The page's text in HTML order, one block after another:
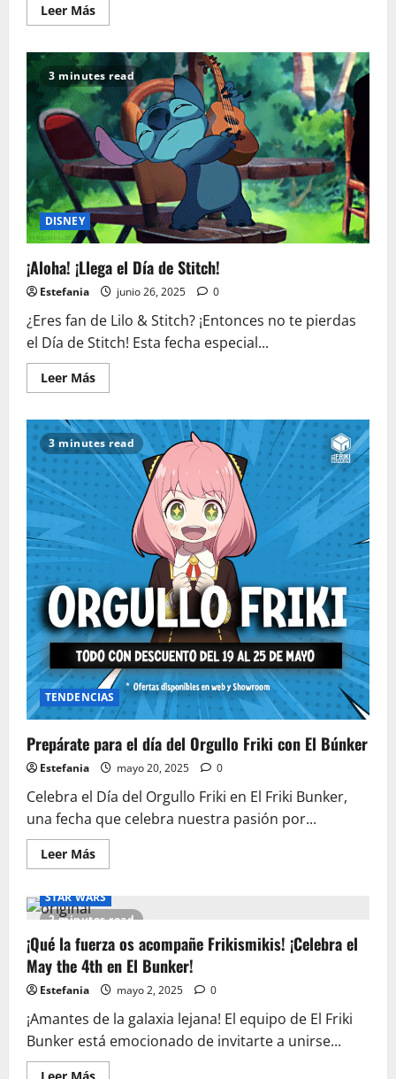
Leer MásLeer
más
¡Feliz
Día
de
One
Piece!
22
de
Julio:
Una
celebración
al
tesoro
del
anime
3 minutes read
DISNEY
¡Aloha! ¡Llega el Día de Stitch!
Estefania junio 26, 2025 0
¿Eres fan de Lilo & Stitch? ¡Entonces no te pierdas
el Día de Stitch! Esta fecha especial...
Leer MásLeer
más
¡Aloha!
¡Llega
el
Día
de
Stitch!
3 minutes read
TENDENCIAS
Prepárate para el día del Orgullo Friki con El Búnker
Estefania mayo 20, 2025 0
Celebra el Día del Orgullo Friki en El Friki Bunker,
una fecha que celebra nuestra pasión por...
Leer MásLeer
más
Prepárate
para
día
del
Orgullo
Friki
con
Búnker
2 minutes read
STAR WARS
¡Qué la fuerza os acompañe Frikismikis! ¡Celebra el
May the 4th en El Bunker!
Estefania mayo 2, 2025 0
¡Amantes de la galaxia lejana! El equipo de El Friki
Bunker está emocionado de invitarte a unirse...
Leer MásLeer